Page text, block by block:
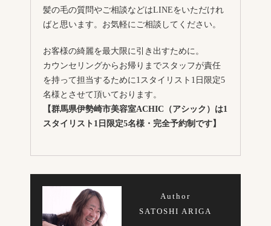
髪の毛の質問やご相談などはLINEをいただけれ
ばと思います。お気軽にご相談してください。
お客様の綺麗を最大限に引き出すために。
カウンセリングからお帰りまでスタッフが責任
を持って担当するために1スタイリスト1日限定5
名様とさせて頂いております。
【群馬県伊勢崎市美容室ACHIC（アシック）は1
スタイリスト1日限定5名様・完全予約制です】
Author
SATOSHI ARIGA